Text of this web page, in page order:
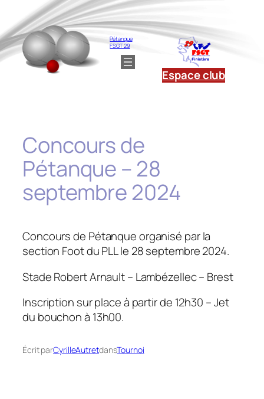
au
contenu
Pétanque
FSGT 29
Espace club
Concours de
Pétanque – 28
septembre 2024
Concours de Pétanque organisé par la
section Foot du PLL le 28 septembre 2024.
Stade Robert Arnault – Lambézellec – Brest
Inscription sur place à partir de 12h30 – Jet
du bouchon à 13h00.
Écrit parCyrilleAutretdansTournoi